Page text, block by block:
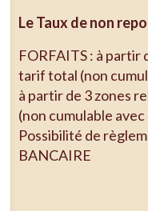
Le Taux de non
FORFAITS : à partir
tarif total (non
à partir de 3 zones
(non cumulable
Possibilité de
BANCAIRE